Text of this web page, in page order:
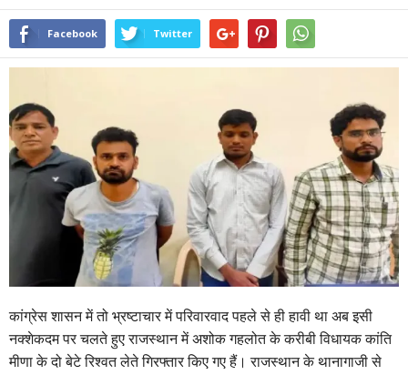
Facebook Twitter
कांग्रेस शासन में तो भ्रष्टाचार में परिवारवाद पहले से ही हावी था अब इसी
नक्शेकदम पर चलते हुए राजस्थान में अशोक गहलोत के करीबी विधायक कांति
मीणा के दो बेटे रिश्वत लेते गिरफ्तार किए गए हैं। राजस्थान के थानागाजी से